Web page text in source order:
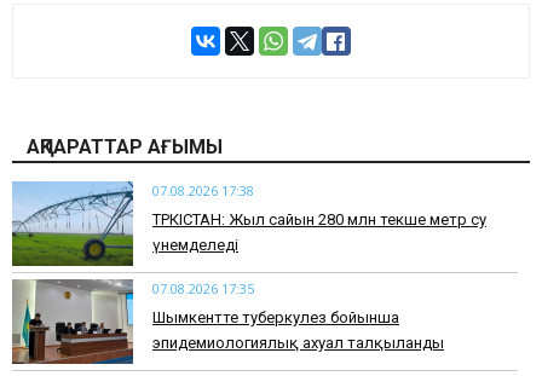
АҚПАРАТТАР АҒЫМЫ
07.08.2026 17:38
ТҮРКІСТАН: Жыл сайын 280 млн текше метр су
үнемделеді
07.08.2026 17:35
​Шымкентте туберкулез бойынша
эпидемиологиялық ахуал талқыланды